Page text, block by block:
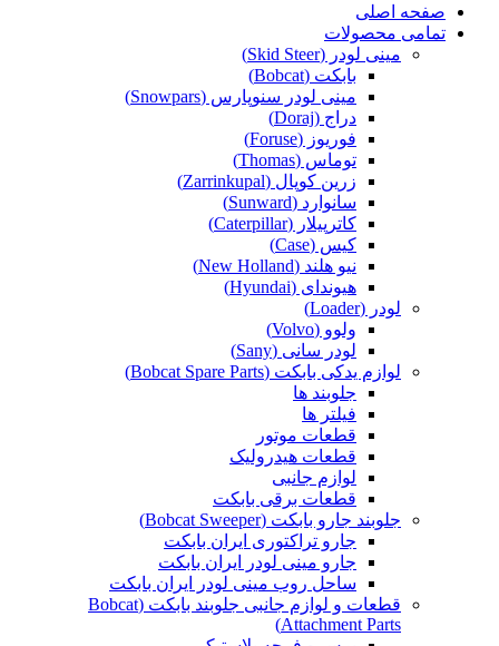
صفحه اصلی
تمامی محصولات
مینی لودر (Skid Steer)
بابکت (Bobcat)
مینی لودر سنوپارس (Snowpars)
دراج (Doraj)
فوریوز (Foruse)
توماس (Thomas)
زرین کوپال (Zarrinkupal)
سانوارد (Sunward)
کاترپیلار (Caterpillar)
کیس (Case)
نیو هلند (New Holland)
هیوندای (Hyundai)
لودر (Loader)
ولوو (Volvo)
لودر سانی (Sany)
لوازم یدکی بابکت (Bobcat Spare Parts)
جلوبند ها
فیلتر ها
قطعات موتور
قطعات هیدرولیک
لوازم جانبی
قطعات برقی بابکت
جلوبند جارو بابکت (Bobcat Sweeper)
جارو تراکتوری ایران بابکت
جارو مینی لودر ایران بابکت
ساحل روب مینی لودر ایران بابکت
قطعات و لوازم جانبی جلوبند بابکت (Bobcat
Attachment Parts)